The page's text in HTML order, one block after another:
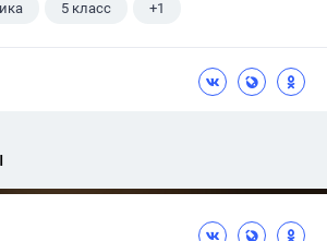
5 класс +1